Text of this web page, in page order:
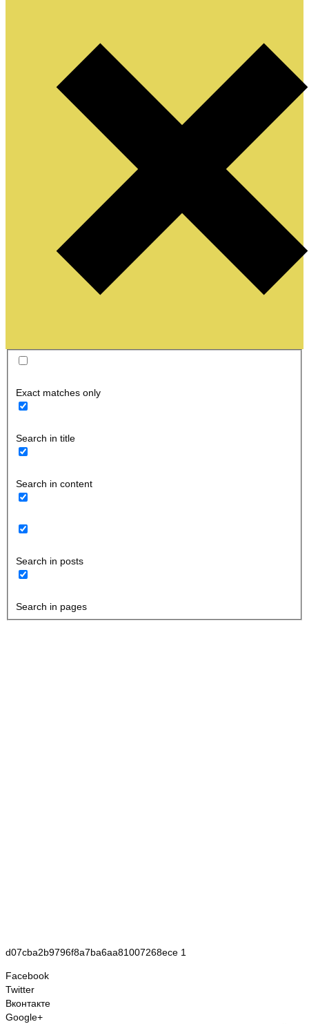
Exact matches only
Search in title
Search in content
Search in posts
Search in pages
d07cba2b9796f8a7ba6aa81007268ece 1
Facebook
Twitter
Вконтакте
Google+